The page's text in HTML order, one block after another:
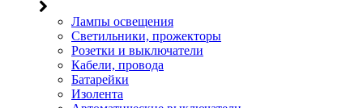
Лампы освещения
Светильники, прожекторы
Розетки и выключатели
Кабели, провода
Батарейки
Изолента